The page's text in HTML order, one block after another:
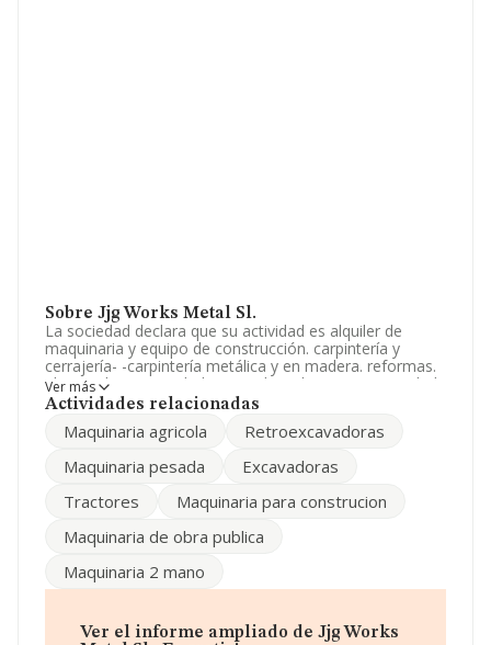
Sobre Jjg Works Metal Sl.
La sociedad declara que su actividad es alquiler de
maquinaria y equipo de construcción. carpintería y
cerrajería- -carpintería metálica y en madera. reformas.
el cnae de su actividad principal es el 7732. La sociedad
está inscrita en el Registro Mercantil como Sociedad
'Alquiler de maquinaria y equipo para la construcción e
mercados exteriores.
Atendiendo a los datos disponibles en INFORMA, ese
INFORMA, atendiendo a los niveles de facturación,
podemos decir de la compañía que: en 2025 la empresa
la posición 295, frente a la 187 del año anterior. En el
Ver más
Actividades relacionadas
Maquinaria agricola
Retroexcavadoras
Maquinaria pesada
Excavadoras
Tractores
Maquinaria para construcion
Maquinaria de obra publica
Maquinaria 2 mano
Ver el informe ampliado de Jjg Works